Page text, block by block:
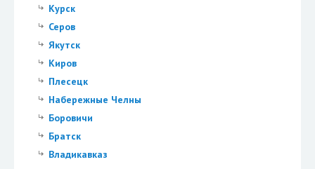
Курск
Серов
Якутск
Киров
Плесецк
Набережные Челны
Боровичи
Братск
Владикавказ